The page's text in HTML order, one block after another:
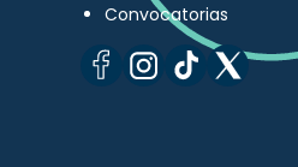
Convocatorias